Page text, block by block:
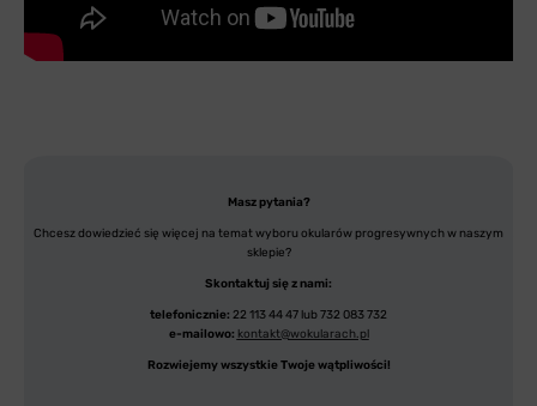
Masz pytania?
Chcesz dowiedzieć się więcej na temat wyboru okularów progresywnych w naszym
sklepie?
Skontaktuj się z nami:
telefonicznie: 22 113 44 47 lub 732 083 732
e-mailowo: kontakt@wokularach.pl
Rozwiejemy wszystkie Twoje wątpliwości!